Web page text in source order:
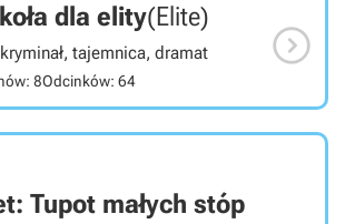
dla elity(Elite)
kryminał, tajemnica, dramat
8Odcinków: 64

Tupot małych stóp